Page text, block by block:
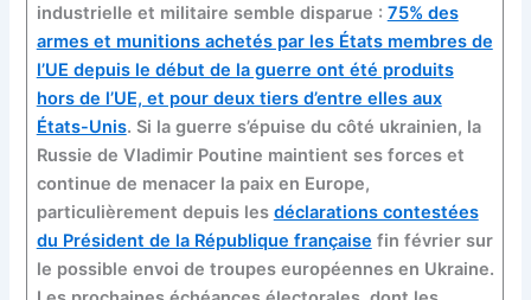
industrielle et militaire semble disparue : 75% des
armes et munitions achetés par les États membres de
l’UE depuis le début de la guerre ont été produits
hors de l’UE, et pour deux tiers d’entre elles aux
États-Unis. Si la guerre s’épuise du côté ukrainien, la
Russie de Vladimir Poutine maintient ses forces et
continue de menacer la paix en Europe,
particulièrement depuis les déclarations contestées
du Président de la République française fin février sur
le possible envoi de troupes européennes en Ukraine.